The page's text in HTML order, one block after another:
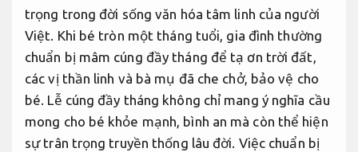
trọng trong đời sống văn hóa tâm linh của người
Việt. Khi bé tròn một tháng tuổi, gia đình thường
chuẩn bị mâm cúng đầy tháng để tạ ơn trời đất,
các vị thần linh và bà mụ đã che chở, bảo vệ cho
bé. Lễ cúng đầy tháng không chỉ mang ý nghĩa cầu
mong cho bé khỏe mạnh, bình an mà còn thể hiện
sự trân trọng truyền thống lâu đời. Việc chuẩn bị